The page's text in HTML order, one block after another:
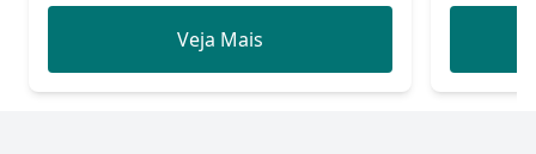
Veja Mais